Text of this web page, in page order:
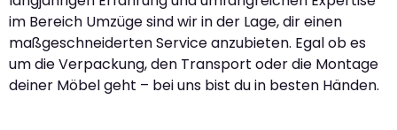
im Bereich Umzüge sind wir in der Lage, dir einen
maßgeschneiderten Service anzubieten. Egal ob es
um die Verpackung, den Transport oder die Montage
deiner Möbel geht – bei uns bist du in besten Händen.